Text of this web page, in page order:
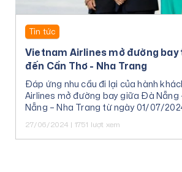
Tin tức
Vietnam Airlines mở đường bay
đến Cần Thơ - Nha Trang
Đáp ứng nhu cầu đi lại của hành
Airlines mở đường bay giữa Đà Nẵng
Nẵng – Nha Trang từ ngày 01/07/
dành tặng ưu đãi giá vé máy bay cho
27/06/2024 | 1751 lượt xem